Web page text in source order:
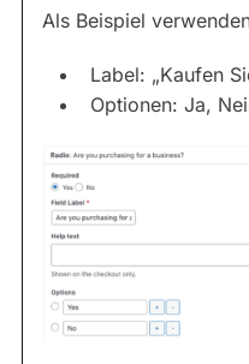
Als Beispiel
Label: „Kaufen
Optionen: Ja,